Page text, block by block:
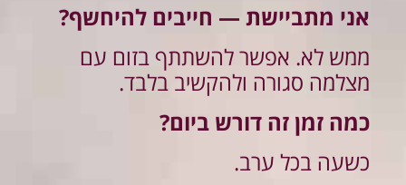
אני מתביישת — חייבים להיחשף?
ממש לא. אפשר להשתתף בזום עם
מצלמה סגורה ולהקשיב בלבד.
כמה זמן זה דורש ביום?
כשעה בכל ערב.